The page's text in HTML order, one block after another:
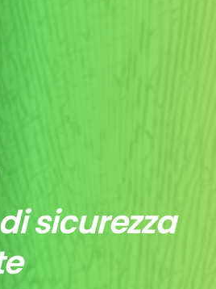
sicurezza